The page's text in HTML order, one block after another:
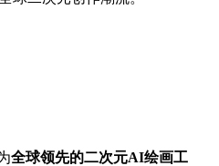
全球领先的二次元AI绘画工